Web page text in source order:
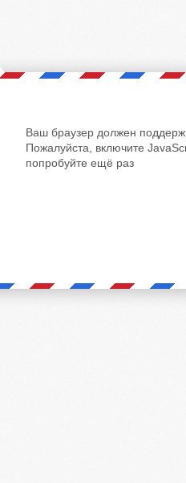
Ваш браузер должен
Пожалуйста, включите
попробуйте ещё раз